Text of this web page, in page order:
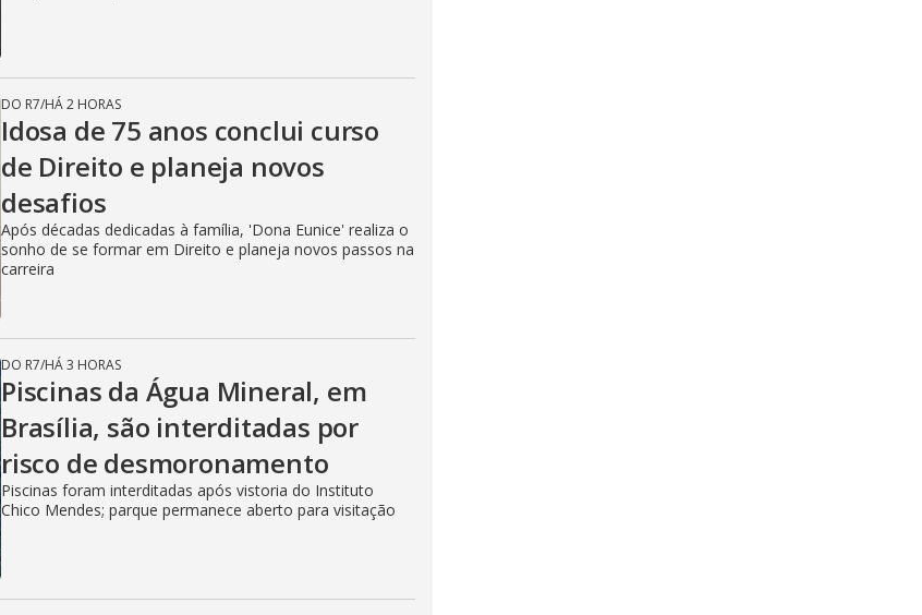
DO R7/HÁ 2 HORAS
Idosa de 75 anos conclui curso
de Direito e planeja novos
desafios
Após décadas dedicadas à família, 'Dona Eunice' realiza o
sonho de se formar em Direito e planeja novos passos na
carreira
DO R7/HÁ 3 HORAS
Piscinas da Água Mineral, em
Brasília, são interditadas por
risco de desmoronamento
Piscinas foram interditadas após vistoria do Instituto
Chico Mendes; parque permanece aberto para visitação